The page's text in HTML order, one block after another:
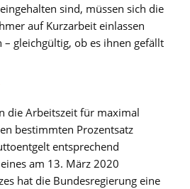
sind, müssen sich die
auf Kurzarbeit einlassen
gleichgültig, ob es ihnen gefällt
die Arbeitszeit für maximal
bestimmten Prozentsatz
entsprechend
am 13. März 2020
hat die Bundesregierung eine